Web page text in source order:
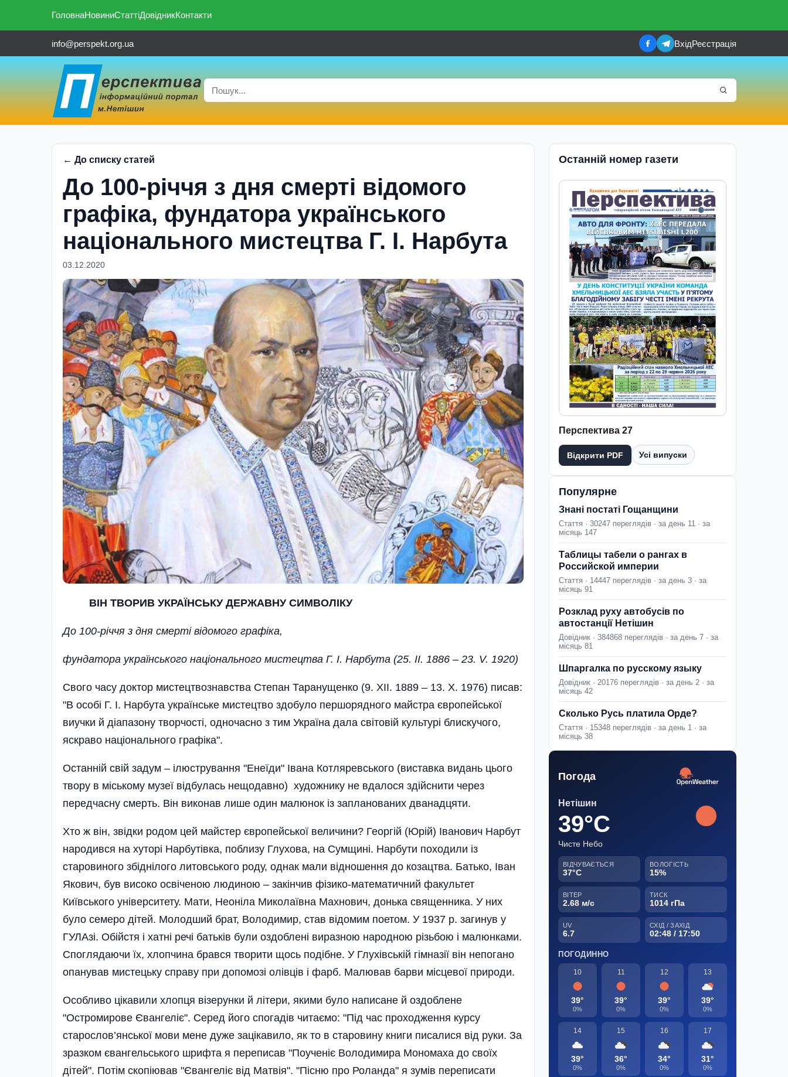
ГоловнаНовиниСтаттіДовідникКонтакти
info@perspekt.org.ua ВхідРеєстрація
← До списку статей
До 100-річчя з дня смерті відомого
графіка, фундатора українського
національного мистецтва Г. І. Нарбута
03.12.2020
ВІН ТВОРИВ УКРАЇНСЬКУ ДЕРЖАВНУ СИМВОЛІКУ
До 100-річчя з дня смерті відомого графіка,
фундатора українського національного мистецтва Г. І. Нарбута (25. ІІ. 1886 – 23. V. 1920)
Свого часу доктор мистецтвознавства Степан Таранущенко (9. ХІІ. 1889 – 13. Х. 1976) писав:
"В особі Г. І. Нарбута українське мистецтво здобуло першорядного майстра європейської
виучки й діапазону творчості, одночасно з тим Україна дала світовій культурі блискучого,
яскраво національного графіка".
Останній свій задум – ілюстрування "Енеїди" Івана Котляревського (виставка видань цього
твору в міському музеї відбулась нещодавно) художнику не вдалося здійснити через
передчасну смерть. Він виконав лише один малюнок із запланованих дванадцяти.
Хто ж він, звідки родом цей майстер європейської величини? Георгій (Юрій) Іванович Нарбут
народився на хуторі Нарбутівка, поблизу Глухова, на Сумщині. Нарбути походили із
старовиного збіднілого литовського роду, однак мали відношення до козацтва. Батько, Іван
Якович, був високо освіченою людиною – закінчив фізико-математичний факультет
Київського університету. Мати, Неоніла Миколаївна Махнович, донька священника. У них
було семеро дітей. Молодший брат, Володимир, став відомим поетом. У 1937 р. загинув у
ГУЛАзі. Обійстя і хатні речі батьків були оздоблені виразною народною різьбою і малюнками.
Споглядаючи їх, хлопчина брався творити щось подібне. У Глухівській гімназії він непогано
опанував мистецьку справу при допомозі олівців і фарб. Малював барви місцевої природи.
Особливо цікавили хлопця візерунки й літери, якими було написане й оздоблене
"Остромирове Євангеліє". Серед його спогадів читаємо: "Під час проходження курсу
старослов’янської мови мене дуже зацікавило, як то в старовину книги писалися від руки. За
зразком євангельського шрифта я переписав "Поученіє Володимира Мономаха до своїх
дітей". Потім скопіював "Євангеліє від Матвія". "Пісню про Роланда" я зумів переписати
Останній номер газети
Перспектива 27
Відкрити PDF Усі випуски
Популярне
Знані постаті Гощанщини
Стаття · 30247 переглядів · за день 11 · за
місяць 147
Таблицы табели о рангах в
Российской империи
Стаття · 14447 переглядів · за день 3 · за
місяць 91
Розклад руху автобусів по
автостанції Нетішин
Довідник · 384868 переглядів · за день 7 · за
місяць 81
Шпаргалка по русскому языку
Довідник · 20176 переглядів · за день 2 · за
місяць 42
Сколько Русь платила Орде?
Стаття · 15348 переглядів · за день 1 · за
місяць 38
Погода
Нетішин
39°C
Чисте Небо
ВІДЧУВАЄТЬСЯ
37°C
ВОЛОГІСТЬ
15%
ВІТЕР
2.68 м/с
ТИСК
1014 гПа
UV
6.7
СХІД / ЗАХІД
02:48 / 17:50
ПОГОДИННО
10
39°
0%
11
39°
0%
12
39°
0%
13
39°
0%
14
39°
0%
15
36°
0%
16
34°
0%
17
31°
0%